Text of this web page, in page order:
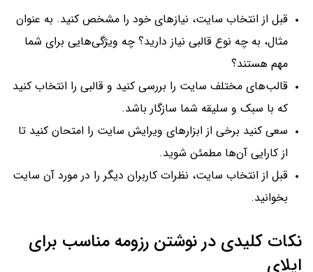
قبل از انتخاب سایت، نیازهای خود را مشخص کنید. به عنوان
مثال، به چه نوع قالبی نیاز دارید؟ چه ویژگی‌هایی برای شما
مهم هستند؟
قالب‌های مختلف سایت را بررسی کنید و قالبی را انتخاب کنید
که با سبک و سلیقه شما سازگار باشد.
سعی کنید برخی از ابزارهای ویرایش سایت را امتحان کنید تا
از کارایی آن‌ها مطمئن شوید.
قبل از انتخاب سایت، نظرات کاربران دیگر را در مورد آن سایت
بخوانید.
نکات کلیدی در نوشتن رزومه مناسب برای
اپلای